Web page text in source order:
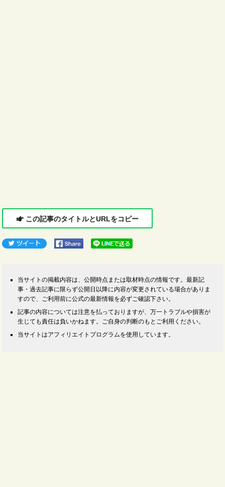
この記事のタイトルとURLをコピー
当サイトの掲載内容は、公開時点または取材時点の情報です。最新記
事・過去記事に限らず公開日以降に内容が変更されている場合がありま
すので、ご利用前に公式の最新情報を必ずご確認下さい。
記事の内容については注意を払っておりますが、万一トラブルや損害が
生じても責任は負いかねます。ご自身の判断のもとご利用ください。
当サイトはアフィリエイトプログラムを使用しています。